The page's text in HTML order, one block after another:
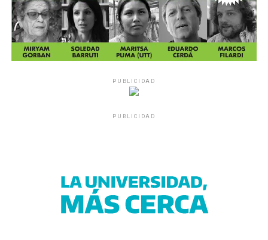
PUBLICIDAD
PUBLICIDAD